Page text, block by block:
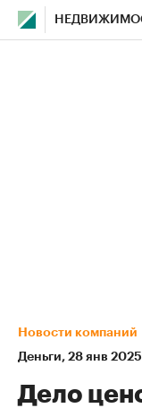
Новости компаний
Деньги⁠, 28 янв
Дело